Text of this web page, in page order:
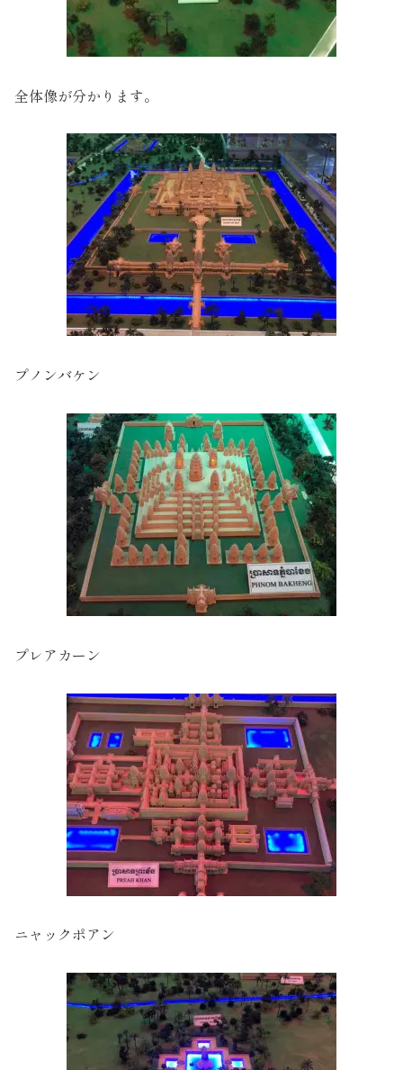
全体像が分かります。
プノンバケン
プレアカーン
ニャックポアン